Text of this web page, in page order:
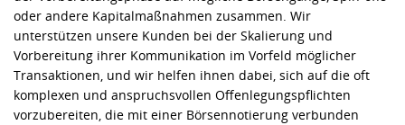
oder andere Kapitalmaßnahmen zusammen. Wir
unterstützen unsere Kunden bei der Skalierung und
Vorbereitung ihrer Kommunikation im Vorfeld möglicher
Transaktionen, und wir helfen ihnen dabei, sich auf die oft
komplexen und anspruchsvollen Offenlegungspflichten
vorzubereiten, die mit einer Börsennotierung verbunden